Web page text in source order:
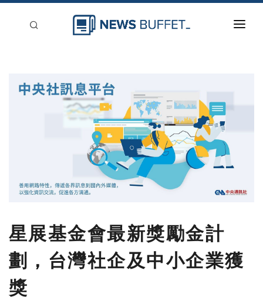
星展基金會最新獎勵金計
劃，台灣社企及中小企業獲
獎